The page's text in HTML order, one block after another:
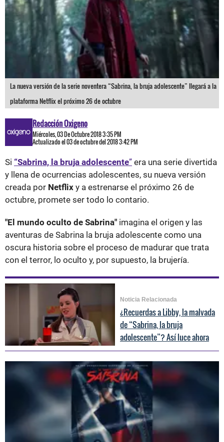
La nueva versión de la serie noventera “Sabrina, la bruja adolescente” llegará a la
plataforma Netflix el próximo 26 de octubre
Redacción Oxigeno
Miércoles, 03 De Octubre 2018 3:35 PM
Actualizado el 03 de octubre del 2018 3:42 PM
Si “Sabrina, la bruja adolescente” era una serie divertida
y llena de ocurrencias adolescentes, su nueva versión
creada por Netflix y a estrenarse el próximo 26 de
octubre, promete ser todo lo contario.
"El mundo oculto de Sabrina" imagina el origen y las
aventuras de Sabrina la bruja adolescente como una
oscura historia sobre el proceso de madurar que trata
con el terror, lo oculto y, por supuesto, la brujería.
Noticia Relacionada
¿Recuerdas a Libby, la malvada
de “Sabrina, la bruja
adolescente”? Así luce ahora